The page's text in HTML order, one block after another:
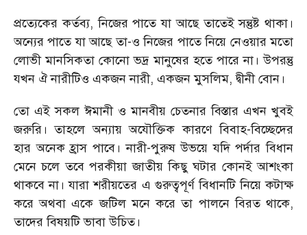
প্রত্যেকের কর্তব্য, নিজের পাতে যা আছে তাতেই সন্তুষ্ট থাকা।
অন্যের পাতে যা আছে তা-ও নিজের পাতে নিয়ে নেওয়ার মতো
লোভী মানসিকতা কোনো ভদ্র মানুষের হতে পারে না। উপরন্তু
যখন ঐ নারীটিও একজন নারী, একজন মুসলিম, দ্বীনী বোন।
তো এই সকল ঈমানী ও মানবীয় চেতনার বিস্তার এখন খুবই
জরুরি। তাহলে অন্যায় অযৌক্তিক কারণে বিবাহ-বিচ্ছেদের
হার অনেক হ্রাস পাবে। নারী-পুরুষ উভয়ে যদি পর্দার বিধান
মেনে চলে তবে পরকীয়া জাতীয় কিছু ঘটার কোনই আশংকা
থাকবে না। যারা শরীয়তের এ গুরুত্বপূর্ণ বিধানটি নিয়ে কটাক্ষ
করে অথবা একে জটিল মনে করে তা পালনে বিরত থাকে,
তাদের বিষয়টি ভাবা উচিত।